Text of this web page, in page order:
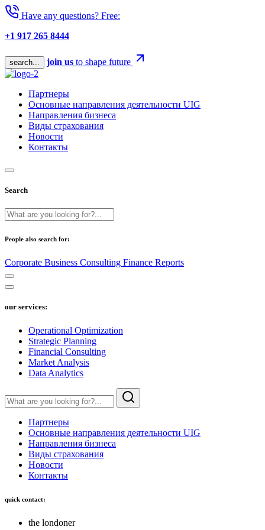
Have any questions? Free:
+1 917 265 8444
search... join us to shape future
Партнеры
Основные направления деятельности UIG
Направления бизнеса
Виды страхования
Новости
Контакты
Search
People also search for:
Corporate Business Consulting Finance Reports
our services:
Operational Optimization
Strategic Planning
Financial Consulting
Market Analysis
Data Analytics
Партнеры
Основные направления деятельности UIG
Направления бизнеса
Виды страхования
Новости
Контакты
quick contact:
the londoner